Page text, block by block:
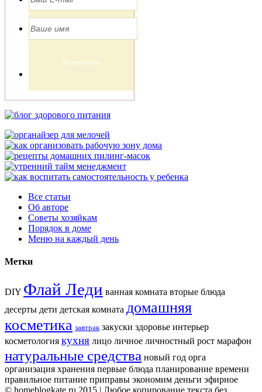
Все статьи
Об авторе
Советы хозяйкам
Порядок в доме
Меню на каждый день
Метки
DIY Флай Леди ванная комната вторые блюда
десерты дети детская комната домашняя
косметика завтрак закуски здоровье интерьер
косметология кухня лицо личное личностный рост марафон
натуральные средства новый год орга
организация хранения первые блюда планирование времени
правильное питание приправы экономим деньги эфирное
© homeblogkate.ru 2015 | Любое копирование текста без